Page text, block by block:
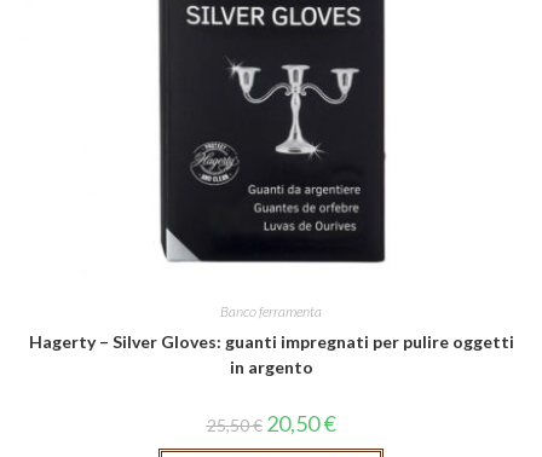
Banco ferramenta
Hagerty – Silver Gloves: guanti impregnati per pulire oggetti
in argento
25,50€ 20,50€